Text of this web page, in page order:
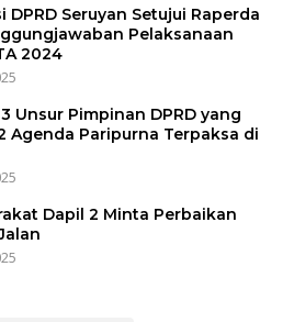
DPRD Seruyan Setujui Raperda
Pelaksanaan
2024
Unsur Pimpinan DPRD yang
Agenda Paripurna Terpaksa di
Dapil 2 Minta Perbaikan